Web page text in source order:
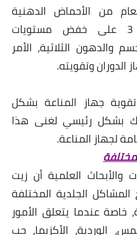
من الأحماض الدهنية
الصحية، خاصة أوميغا 3 على خفض مستويات
والدهون الثلاثية، الأمر
وتقويته.
جهاز المناعة بشكل
بشكل رئيسي لغنى هذا
والأبحاث العلمية أن زيت
الجلدية المختلفة
خاصة عندما يتعلق الأمور
الوردية، الأكزيما، حب